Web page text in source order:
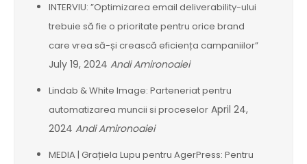
INTERVIU: ”Optimizarea email deliverability-ului
trebuie să fie o prioritate pentru orice brand
care vrea să-și crească eficiența campaniilor”
July 19, 2024 Andi Amironoaiei
Lindab & White Image: Parteneriat pentru
automatizarea muncii si proceselor April 24,
2024 Andi Amironoaiei
MEDIA | Grațiela Lupu pentru AgerPress: Pentru